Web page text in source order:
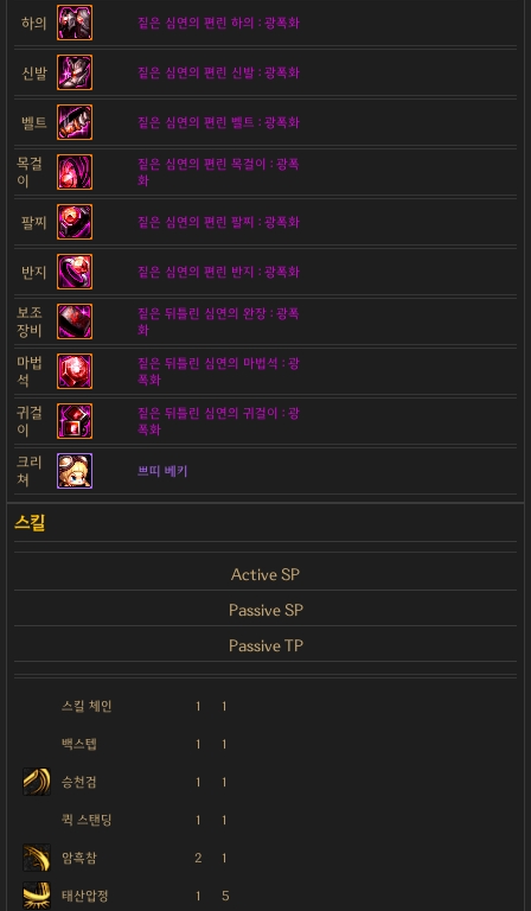
하의 짙은 심연의 편린 하의 : 광폭화
신발 짙은 심연의 편린 신발 : 광폭화
벨트 짙은 심연의 편린 벨트 : 광폭화
목걸
이
짙은 심연의 편린 목걸이 : 광폭
화
팔찌 짙은 심연의 편린 팔찌 : 광폭화
반지 짙은 심연의 편린 반지 : 광폭화
보조
장비
짙은 뒤틀린 심연의 완장 : 광폭
화
마법
석
짙은 뒤틀린 심연의 마법석 : 광
폭화
귀걸
이
짙은 뒤틀린 심연의 귀걸이 : 광
폭화
크리
쳐
쁘띠 베키
Active SP
Passive SP
Passive TP
스킬 체인 1 1
백스텝 1 1
승천검 1 1
퀵 스탠딩 1 1
암흑참 2 1
태산압정 1 5